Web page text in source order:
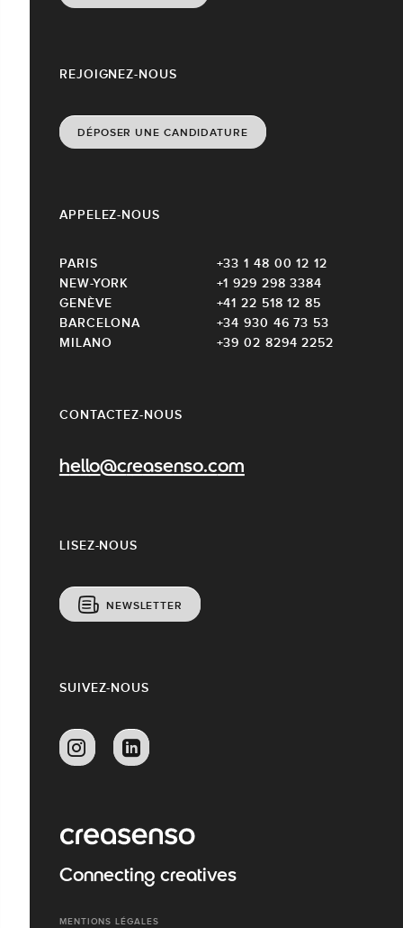
CONTACTEZ-NOUS
hello@creasenso.com
REJOIGNEZ-NOUS
DÉPOSER UNE CANDIDATURE
LISEZ-NOUS
NEWSLETTER
APPELEZ-NOUS
PARIS
+33 1 48 00 12 12
NEW-YORK
+1 929 298 3384
GENÈVE
+41 22 518 12 85
BARCELONA
+34 930 46 73 53
MILANO
+39 02 8294 2252
SUIVEZ-NOUS
Connecting creatives
MENTIONS LÉGALES